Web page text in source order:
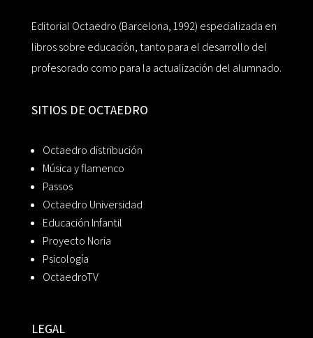
Editorial Octaedro (Barcelona, 1992) especializada en
libros sobre educación, tanto para el desarrollo del
profesorado como para la actualización del alumnado.
SITIOS DE OCTAEDRO
Octaedro distribución
Música y flamenco
Passos
Octaedro Universidad
Educación Infantil
Proyecto Noria
Psicología
OctaedroTV
LEGAL